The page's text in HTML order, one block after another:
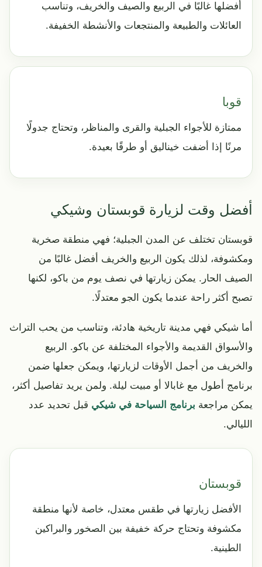
أفضلها غالبًا في الربيع والصيف والخريف، وتناسب
العائلات والطبيعة والمنتجعات والأنشطة الخفيفة.
قوبا
ممتازة للأجواء الجبلية والقرى والمناظر، وتحتاج جدولًا
مرنًا إذا أضفت خيناليق أو طرقًا بعيدة.
أفضل وقت لزيارة قوبستان وشيكي
قوبستان تختلف عن المدن الجبلية؛ فهي منطقة صخرية
ومكشوفة، لذلك يكون الربيع والخريف أفضل غالبًا من
الصيف الحار. يمكن زيارتها في نصف يوم من باكو، لكنها
تصبح أكثر راحة عندما يكون الجو معتدلًا.
أما شيكي فهي مدينة تاريخية هادئة، وتناسب من يحب التراث
والأسواق القديمة والأجواء المختلفة عن باكو. الربيع
والخريف من أجمل الأوقات لزيارتها، ويمكن جعلها ضمن
برنامج أطول مع غابالا أو مبيت ليلة. ولمن يريد تفاصيل أكثر،
يمكن مراجعة برنامج السياحة في شيكي قبل تحديد عدد
الليالي.
قوبستان
الأفضل زيارتها في طقس معتدل، خاصة لأنها منطقة
مكشوفة وتحتاج حركة خفيفة بين الصخور والبراكين
الطينية.